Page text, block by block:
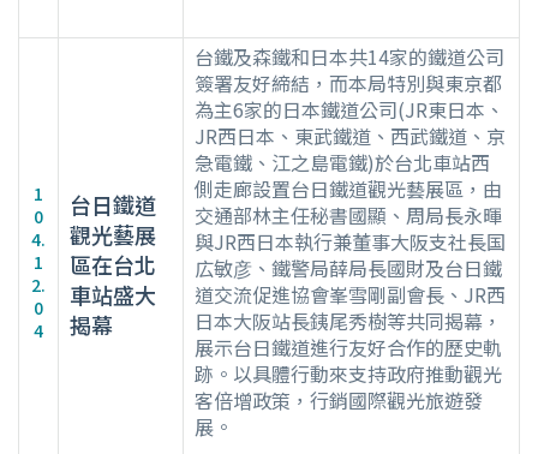
1
0
4.
1
2.
0
4
台日鐵道
觀光藝展
區在台北
車站盛大
揭幕
台鐵及森鐵和日本共14家的鐵道公司
簽署友好締結，而本局特別與東京都
為主6家的日本鐵道公司(JR東日本、
JR西日本、東武鐵道、西武鐵道、京
急電鐵、江之島電鐵)於台北車站西
側走廊設置台日鐵道觀光藝展區，由
交通部林主任秘書國顯、周局長永暉
與JR西日本執行兼董事大阪支社長国
広敏彦、鐵警局薛局長國財及台日鐵
道交流促進協會峯雪剛副會長、JR西
日本大阪站長銕尾秀樹等共同揭幕，
展示台日鐵道進行友好合作的歷史軌
跡。以具體行動來支持政府推動觀光
客倍增政策，行銷國際觀光旅遊發
展。